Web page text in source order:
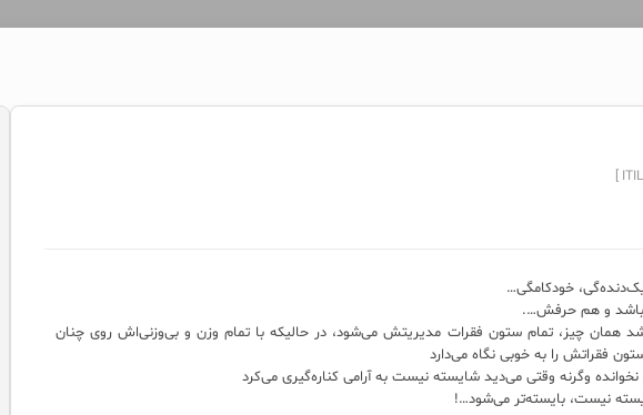
خودکامگی…
و هم حرفش….
همان چیز، تمام ستون فقرات مدیریتش می‌شود، در حالیکه با تمام وزن و بی‌وزنی‌اش روی چنان
فقراتش را به خوبی نگاه می‌دارد
وگرنه وقتی می‌دید شایسته نیست به آرامی کناره‌گیری می‌کرد
نیست، بایسته‌تر می‌شود…!